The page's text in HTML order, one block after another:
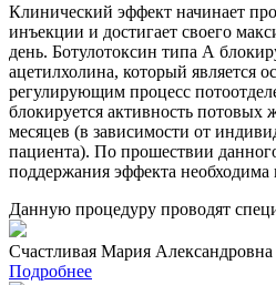
Клинический эффект начинает
инъекции и достигает своего
день. Ботулотоксин типа А
ацетилхолина, который является
регулирующим процесс
блокируется активность потовых
месяцев (в зависимости от
пациента). По прошествии
поддержания эффекта необходима
Данную процедуру проводят
Счастливая Мария Александровна
Подробнее